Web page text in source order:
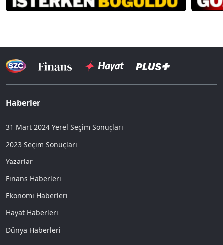
Haberler
31 Mart 2024 Yerel Seçim Sonuçları
2023 Seçim Sonuçları
Yazarlar
Finans Haberleri
Ekonomi Haberleri
Hayat Haberleri
Dünya Haberleri